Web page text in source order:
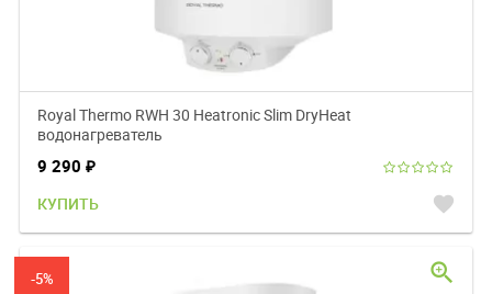
Royal Thermo RWH 30 Heatronic Slim DryHeat
водонагреватель
9 290 ₽
КУПИТЬ favorite
-5% zoom_in